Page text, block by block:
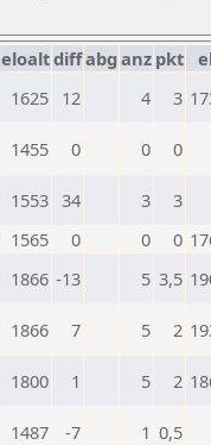
eloaltdiffabg anz pkt
1625 12 4 3
1455 0 0 0
1553 34 3
3
1565 0 0 0
1866 -13 5 3,5
1866 7 5 2
1800 1 5 2
1487 -7 1 0,5